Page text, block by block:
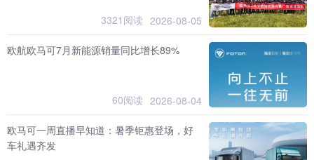
3321阅读 2026-08-05
欧航欧马可7月新能源销量同比增长89%
60阅读 2026-08-04
欧马可一周直播早知道：暑季钜惠登场，好
车礼遇齐发